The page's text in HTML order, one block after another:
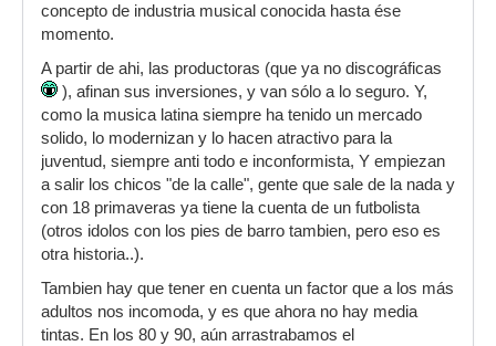
concepto de industria musical conocida hasta ése
momento.
A partir de ahi, las productoras (que ya no discográficas
), afinan sus inversiones, y van sólo a lo seguro. Y,
como la musica latina siempre ha tenido un mercado
solido, lo modernizan y lo hacen atractivo para la
juventud, siempre anti todo e inconformista, Y empiezan
a salir los chicos "de la calle", gente que sale de la nada y
con 18 primaveras ya tiene la cuenta de un futbolista
(otros idolos con los pies de barro tambien, pero eso es
otra historia..).
Tambien hay que tener en cuenta un factor que a los más
adultos nos incomoda, y es que ahora no hay media
tintas. En los 80 y 90, aún arrastrabamos el